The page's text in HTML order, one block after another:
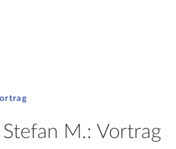
M.: Vortrag